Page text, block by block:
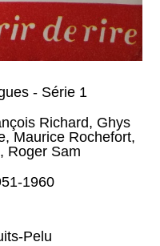
- Série 1
Richard, Ghys
, Maurice Rochefort,
, Roger Sam
1960
Pelu